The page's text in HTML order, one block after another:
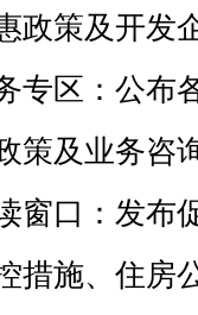
政策及开发
专区：公
策及业务咨
窗口：发布
措施、住房